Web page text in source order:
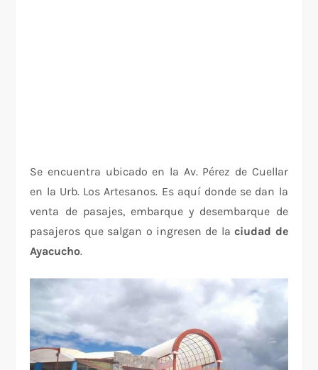
Se encuentra ubicado en la Av. Pérez de Cuellar
en la Urb. Los Artesanos. Es aquí donde se dan la
venta de pasajes, embarque y desembarque de
pasajeros que salgan o ingresen de laciudad de
Ayacucho.